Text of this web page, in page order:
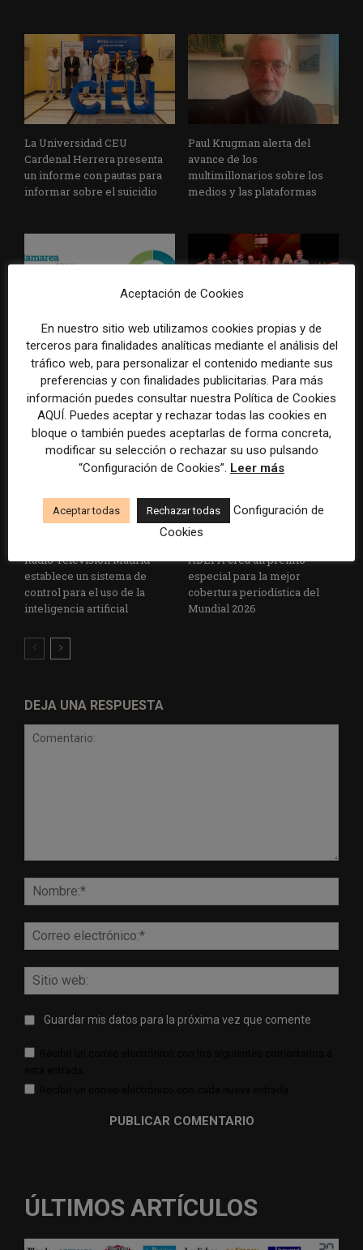
La Universidad CEU
Cardenal Herrera presenta
un informe con pautas para
informar sobre el suicidio
Paul Krugman alerta del
avance de los
multimillonarios sobre los
medios y las plataformas
La Marea cierra 2025 con
superávit, pero su
cooperativa pierde 38.542
euros
El Premio Gabo 2026
reconoce cinco historias de
Brasil, España y El Salvador
sobre el poder, la memoria y
la violencia
Radio Televisión Madrid
establece un sistema de
control para el uso de la
inteligencia artificial
ADEPA crea un premio
especial para la mejor
cobertura periodística del
Mundial 2026
DEJA UNA RESPUESTA
Guardar mis datos para la próxima vez que comente
ÚLTIMOS ARTÍCULOS
Aceptación de Cookies
En nuestro sitio web utilizamos cookies propias y de
terceros para finalidades analíticas mediante el análisis del
tráfico web, para personalizar el contenido mediante sus
preferencias y con finalidades publicitarias. Para más
información puedes consultar nuestra Política de Cookies
AQUÍ. Puedes aceptar y rechazar todas las cookies en
bloque o también puedes aceptarlas de forma concreta,
modificar su selección o rechazar su uso pulsando
“Configuración de Cookies”. Leer más
Aceptar todas Rechazar todas
Configuración de
Cookies